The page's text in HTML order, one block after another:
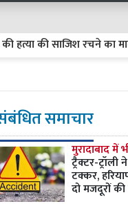
साजिश रचने का मामला:
समाचार
मुरादाबाद
ट्रैक्टर-
टक्कर,
दो मजदूरों